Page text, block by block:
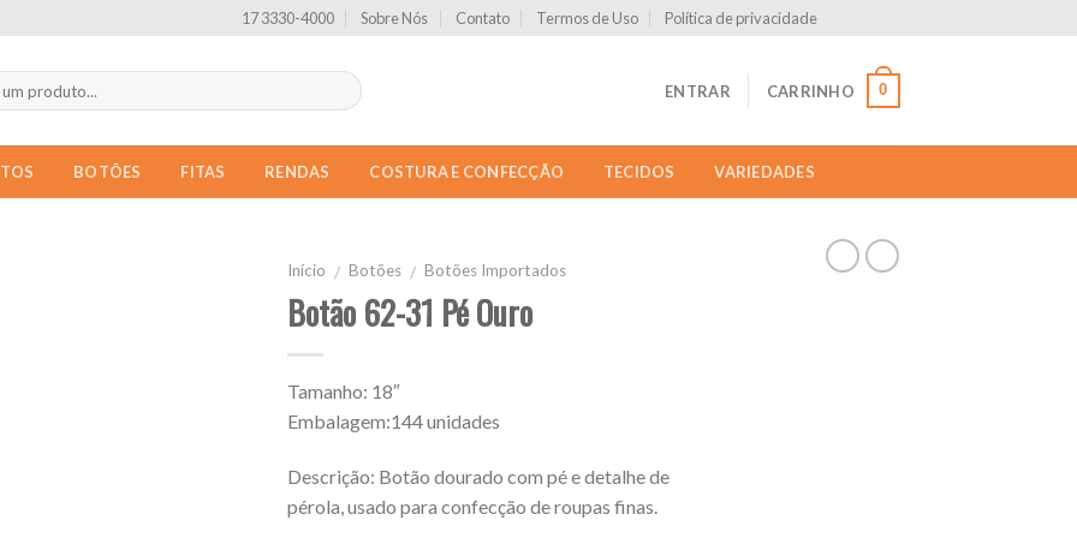
17 3330-4000 Sobre Nós Contato Termos de Uso Política de privacidade
ENTRAR CARRINHO 0
BOTÕES FITAS RENDAS COSTURA E CONFECÇÃO TECIDOS VARIEDADES
Início / Botões / Botões Importados
Botão 62-31 Pé Ouro
Tamanho: 18″
Embalagem:144 unidades
Descrição: Botão dourado com pé e detalhe de
pérola, usado para confecção de roupas finas.